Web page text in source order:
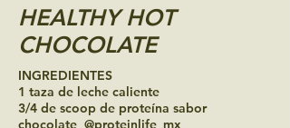
HEALTHY HOT
CHOCOLATE
INGREDIENTES
1 taza de leche caliente
3/4 de scoop de proteína sabor
chocolate @proteinlife_mx